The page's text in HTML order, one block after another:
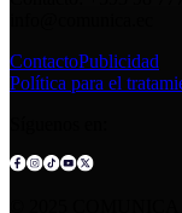
ContactoPublicidad
Política para el